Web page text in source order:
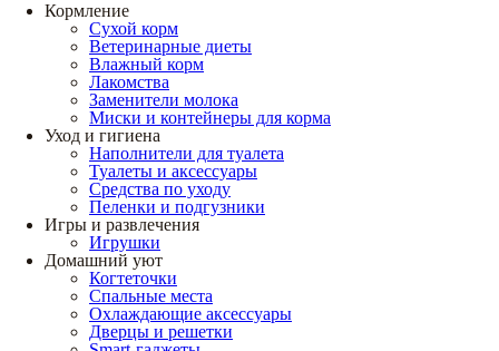
Кормление
Сухой корм
Ветеринарные диеты
Влажный корм
Лакомства
Заменители молока
Миски и контейнеры для корма
Уход и гигиена
Наполнители для туалета
Туалеты и аксессуары
Средства по уходу
Пеленки и подгузники
Игры и развлечения
Игрушки
Домашний уют
Когтеточки
Спальные места
Охлаждающие аксессуары
Дверцы и решетки